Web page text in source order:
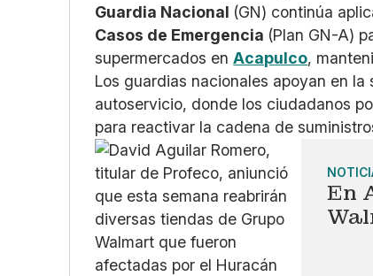
Guardia Nacional (GN) continúa
Casos de Emergencia (Plan GN-A)
supermercados enAcapulco,
Los guardias nacionales apoyan en
autoservicio, donde los ciudadanos
para reactivar la cadena de
En